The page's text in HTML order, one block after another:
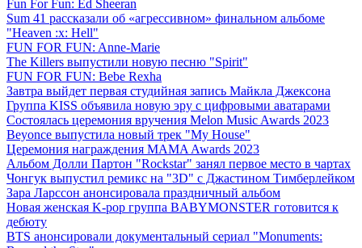
Fun For Fun: Ed Sheeran
Sum 41 рассказали об «агрессивном» финальном альбоме
"Heaven :x: Hell"
FUN FOR FUN: Anne-Marie
The Killers выпустили новую песню "Spirit"
FUN FOR FUN: Bebe Rexha
Завтра выйдет первая студийная запись Майкла Джексона
Группа KISS объявила новую эру с цифровыми аватарами
Состоялась церемония вручения Melon Music Awards 2023
Beyonce выпустила новый трек "My House"
Церемония награждения MAMA Awards 2023
Альбом Долли Партон "Rockstar" занял первое место в чартах
Чонгук выпустил ремикс на "3D" с Джастином Тимберлейком
Зара Ларссон анонсировала праздничный альбом
Новая женская K-pop группа BABYMONSTER готовится к
дебюту
BTS анонсировали документальный сериал "Monuments: